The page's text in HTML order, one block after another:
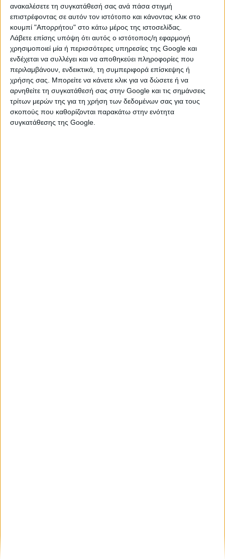
ανακαλέσετε τη συγκατάθεσή σας ανά πάσα στιγμή
επιστρέφοντας σε αυτόν τον ιστότοπο και κάνοντας κλικ στο
κουμπί "Απορρήτου" στο κάτω μέρος της ιστοσελίδας.
Λάβετε επίσης υπόψη ότι αυτός ο ιστότοπος/η εφαρμογή
χρησιμοποιεί μία ή περισσότερες υπηρεσίες της Google και
ενδέχεται να συλλέγει και να αποθηκεύει πληροφορίες που
περιλαμβάνουν, ενδεικτικά, τη συμπεριφορά επίσκεψης ή
χρήσης σας. Μπορείτε να κάνετε κλικ για να δώσετε ή να
αρνηθείτε τη συγκατάθεσή σας στην Google και τις σημάνσεις
τρίτων μερών της για τη χρήση των δεδομένων σας για τους
σκοπούς που καθορίζονται παρακάτω στην ενότητα
συγκατάθεσης της Google.
ΚΑΤΗΓΟΡΙΕΣ
ΕΡΓΑΛΕΙΑ
Αναδευτήρες